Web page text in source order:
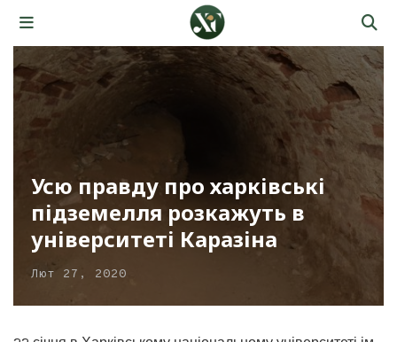
Усю правду про харківські
підземелля розкажуть в
університеті Каразіна
Лют 27, 2020